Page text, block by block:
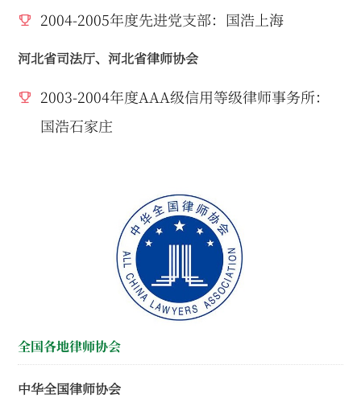
2004-2005年度先进党支部：国浩上海
河北省司法厅、河北省律师协会
2003-2004年度AAA级信用等级律师事务所：
国浩石家庄
全国各地律师协会
中华全国律师协会